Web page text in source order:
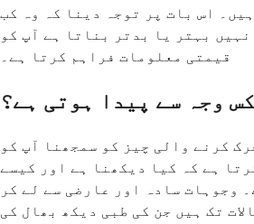
اس بات پر توجہ دینا کہ وہ کب
بہتر یا بدتر بناتا ہے آپ کو
قیمتی معلومات فراہم کرتا ہے۔
وجہ سے پیدا ہوتی ہے؟
کرنے والی چیز کو سمجھنا آپ کو
ہے کہ کیا دیکھنا ہے اور کیسے
وجوہات سادہ اور عارضی سے لے کر
تک ہیں جن کی طبی دیکھ بھال کی